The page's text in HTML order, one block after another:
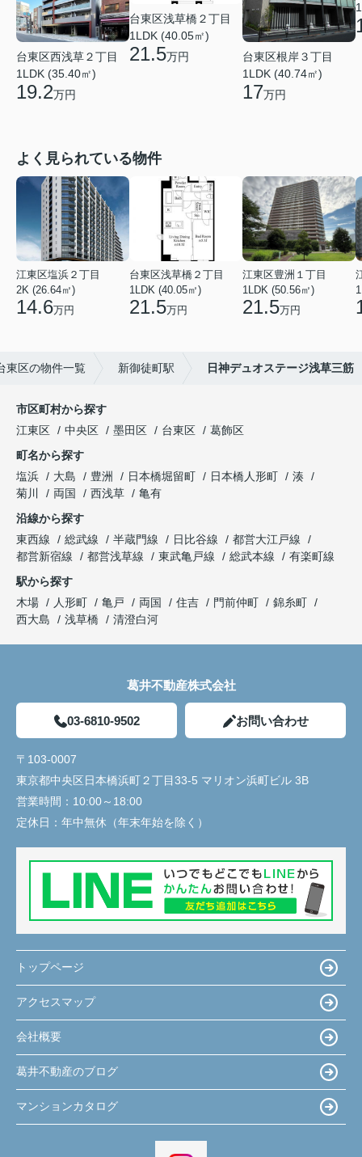
台東区西浅草２丁目
1LDK (35.40㎡)
19.2万円
台東区浅草橋２丁目
1LDK (40.05㎡)
21.5万円
台東区根岸３丁目
1LDK (40.74㎡)
17万円
よく見られている物件
江東区塩浜２丁目
2K (26.64㎡)
14.6万円
台東区浅草橋２丁目
1LDK (40.05㎡)
21.5万円
江東区豊洲１丁目
1LDK (50.56㎡)
21.5万円
東区の物件一覧 新御徒町駅 日神デュオステージ浅草三筋
市区町村から探す
江東区
中央区 墨田区 台東区
葛飾区
町名から探す
塩浜
大島 豊洲 日本橋堀留町 日本橋人形町
湊
菊川
両国 西浅草
亀有
沿線から探す
東西線
総武線 半蔵門線 日比谷線
都営大江戸線
都営新宿線
都営浅草線 東武亀戸線 総武本線
有楽町線
駅から探す
木場
人形町 亀戸 両国 住吉 門前仲町
錦糸町
西大島
浅草橋 清澄白河
葛井不動産株式会社
03-6810-9502 お問い合わせ
〒103-0007
東京都中央区日本橋浜町２丁目33-5 マリオン浜町ビル 3B
営業時間： 10:00～18:00
定休日： 年中無休（年末年始を除く）
トップページ
アクセスマップ
会社概要
葛井不動産のブログ
マンションカタログ